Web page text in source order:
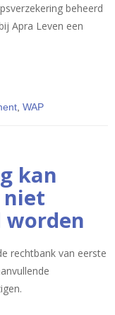
beheerd
Apra Leven een
WAP
kan
niet
worden
rechtbank van eerste